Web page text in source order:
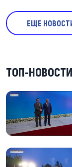
ЕЩЕ
ТОП-НОВОСТИ